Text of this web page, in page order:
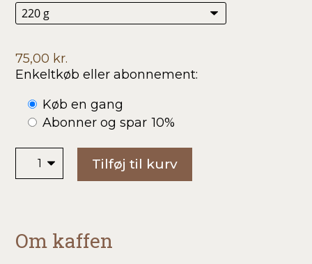
75,00 kr.
Enkeltkøb eller abonnement:
Choose
purchase
Køb en gang
Abonner og spar 10%
Berilo
Tilføj til kurv
Om kaffen